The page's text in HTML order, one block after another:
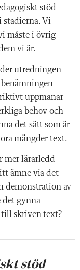
stöd
stadierna. Vi
måste i övrig
vi är.
utredningen
uppmanar
behov och
det sätt som är
mängder text.
mer lärarledd
ämne via det
demonstration av
det gynna
skriven text?
stöd